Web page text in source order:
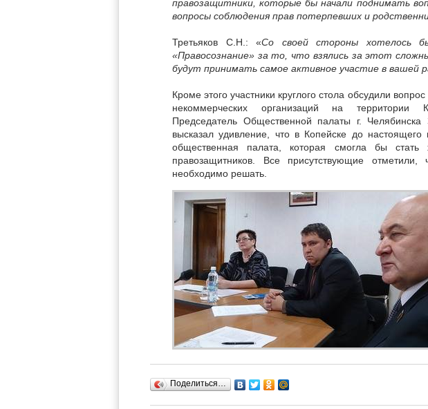
правозащитники, которые бы начали поднимать
вопросы соблюдения прав потерпевших и
Третьяков С.Н.: «Со своей стороны хотелось
«Правосознание» за то, что взялись за этот
будут принимать самое активное участие в вашей
Кроме этого участники круглого стола обсудили
некоммерческих организаций на территории
Председатель Общественной палаты г.
высказал удивление, что в Копейске до
общественная палата, которая смогла бы
правозащитников. Все присутствующие
необходимо решать.
Поделиться…